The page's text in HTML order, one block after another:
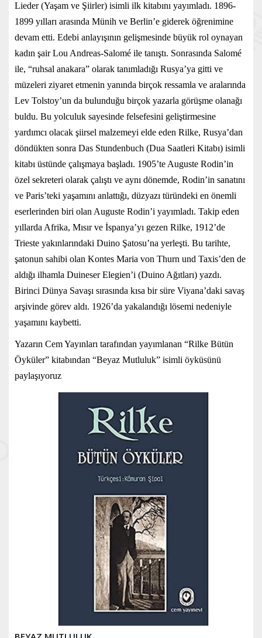
Lieder (Yaşam ve Şiirler) isimli ilk kitabını yayımladı. 1896-
1899 yılları arasında Münih ve Berlin’e giderek öğrenimine
devam etti. Edebi anlayışının gelişmesinde büyük rol oynayan
kadın şair Lou Andreas-Salomé ile tanıştı. Sonrasında Salomé
ile, “ruhsal anakara” olarak tanımladığı Rusya’ya gitti ve
müzeleri ziyaret etmenin yanında birçok ressamla ve aralarında
Lev Tolstoy’un da bulunduğu birçok yazarla görüşme olanağı
buldu. Bu yolculuk sayesinde felsefesini geliştirmesine
yardımcı olacak şiirsel malzemeyi elde eden Rilke, Rusya’dan
döndükten sonra Das Stundenbuch (Dua Saatleri Kitabı) isimli
kitabı üstünde çalışmaya başladı. 1905’te Auguste Rodin’in
özel sekreteri olarak çalıştı ve aynı dönemde, Rodin’in sanatını
ve Paris’teki yaşamını anlattığı, düzyazı türündeki en önemli
eserlerinden biri olan Auguste Rodin’i yayımladı. Takip eden
yıllarda Afrika, Mısır ve İspanya’yı gezen Rilke, 1912’de
Trieste yakınlarındaki Duino Şatosu’na yerleşti. Bu tarihte,
şatonun sahibi olan Kontes Maria von Thurn und Taxis’den de
aldığı ilhamla Duineser Elegien’i (Duino Ağıtları) yazdı.
Birinci Dünya Savaşı sırasında kısa bir süre Viyana’daki savaş
arşivinde görev aldı. 1926’da yakalandığı lösemi nedeniyle
yaşamını kaybetti.
Yazarın Cem Yayınları tarafından yayımlanan “Rilke Bütün
Öyküler” kitabından “Beyaz Mutluluk” isimli öyküsünü
paylaşıyoruz